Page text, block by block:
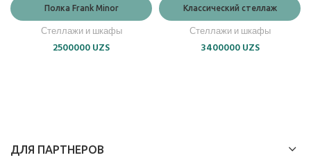
Полка Frank Minor
Стеллажи и шкафы
2500000UZS
Классический стеллаж
Стеллажи и шкафы
3400000UZS
ДЛЯ ПАРТНЕРОВ